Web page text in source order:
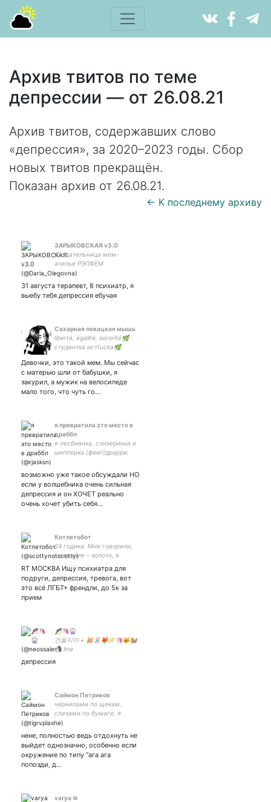
Архив твитов по теме
депрессии — от 26.08.21
Архив твитов, содержавших слово
«депрессия», за 2020–2023 годы. Сбор
новых твитов прекращён.
Показан архив от 26.08.21.
← К последнему архиву
ЗАРЫКОВСКАЯ v3.0
Создательница мем-
ателье РЭПФЕМ
31 августа терапевт, 8 психиатр, я
выебу тебя депрессия ебучая
Сахарная левацкая мышь
liberté, égalité, sororité🌿
студентка истfuckа🌿
неудавшаяся
криминалистка🌿
ленинское быдло🌿пишу
рассказы,
Девочки, это такой мем. Мы сейчас
с матерью шли от бабушки, я
закурил, а мужик на велосипеде
мало того, что чуть го…
я превратила это место в
драббл
я лесбиянка, слизеринка и
шипперка (фем!)драрри.
возможно уже такое обсуждали НО
если у волшебника очень сильная
депрессия и он ХОЧЕТ реально
очень хочет убить себя…
Котлетобот
24 годика. Мне говорили,
молчание – золото, я
RT МОСКВА Ищу психиатра для
подруги, депрессия, тревога, вот
это всё ЛГБТ+ френдли, до 5к за
прием
🎢🦄🎡
건들지마 • 🐹🐰🦊🥟🦄🐱🐿️
🐧 line
депрессия
Саймон Петриков
чернилами по щекам,
слезами по бумаге, я
напишу роман о бродячей
нене, полностью ведь отдохнуть не
выйдет однозначно, особенно если
окружение по типу "ага ага
попозди, д…
varya ≅